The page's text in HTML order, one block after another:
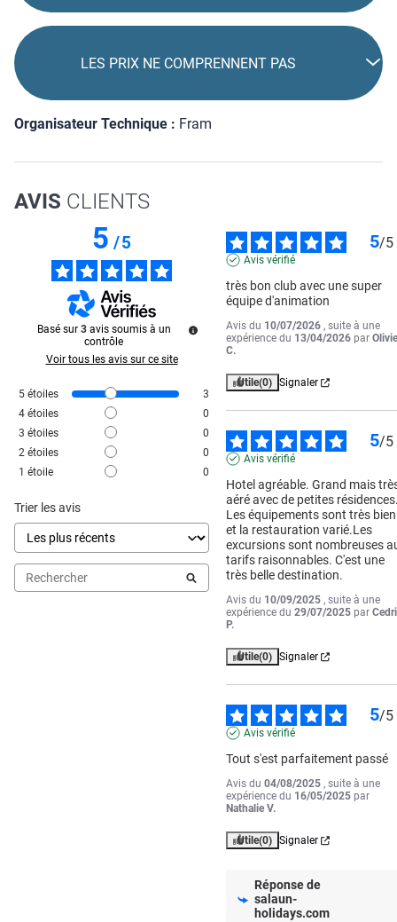
LES PRIX NE COMPRENNENT PAS
Organisateur Technique : Fram
AVIS CLIENTS
5/5
Basé sur 3 avis soumis à un
contrôle
Voir tous les avis sur ce site
5 étoiles
3
4 étoiles
0
3 étoiles
0
2 étoiles
0
1 étoile 0
Trier les avis
5/5
Avis vérifié
très bon club avec une super
équipe d'animation
Avis du 10/07/2026 , suite à une
expérience du 13/04/2026 par
C.
Utile(0) Signaler
5/5
Avis vérifié
Hotel agréable. Grand mais
aéré avec de petites
Les équipements sont très bien
et la restauration varié.Les
excursions sont nombreuses
tarifs raisonnables. C'est une
très belle destination.
Avis du 10/09/2025 , suite à une
expérience du29/07/2025 par
P.
Utile(0) Signaler
5/5
Avis vérifié
Tout s'est parfaitement passé
Avis du04/08/2025 , suite à une
expérience du 16/05/2025 par
Nathalie V.
Utile(0) Signaler
Réponse de
salaun-
holidays.com